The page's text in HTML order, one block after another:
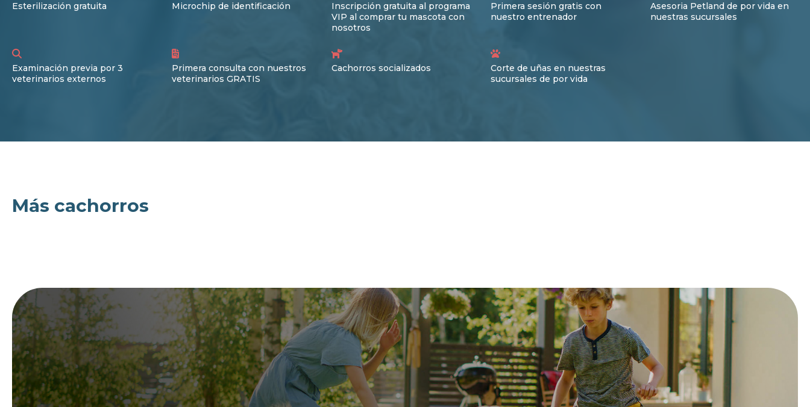
Esterilización gratuita Microchip de identificación
Inscripción gratuita al programa
VIP al comprar tu mascota con
nosotros
Primera sesión gratis con
nuestro entrenador
Asesoria Petland de por vida en
nuestras sucursales
Examinación previa por 3
veterinarios externos
Primera consulta con nuestros
veterinarios GRATIS
Cachorros socializados
Corte de uñas en nuestras
sucursales de por vida
Más cachorros